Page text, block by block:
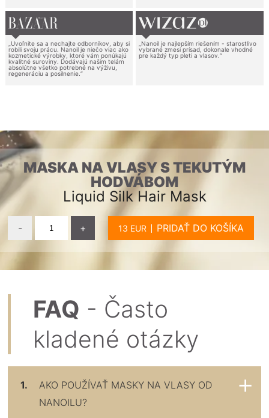
„Uvoľnite sa a nechajte odborníkov, aby si
robili svoju prácu. Nanoil je niečo viac ako
kozmetické výrobky, ktoré vám ponúkajú
kvalitné suroviny. Dodávajú našim telám
absolútne všetko potrebné na výživu,
regeneráciu a posilnenie.“
„Nanoil je najlepším riešením - starostlivo
vybrané zmesi prísad, dokonale vhodné
pre každý typ pleti a vlasov.“
MASKA NA VLASY S TEKUTÝM
HODVÁBOM
Liquid Silk Hair Mask
- + PRIDAŤ DO KOŠÍKA
FAQ - Často
kladené otázky
1.
AKO POUŽÍVAŤ MASKY NA VLASY OD
NANOILU?